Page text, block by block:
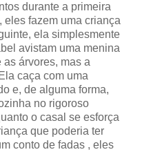
durante a primeira
eles fazem uma criança
ela simplesmente
avistam uma menina
as árvores, mas a
caça com uma
e, de alguma forma,
no rigoroso
o casal se esforça
que poderia ter
conto de fadas , eles